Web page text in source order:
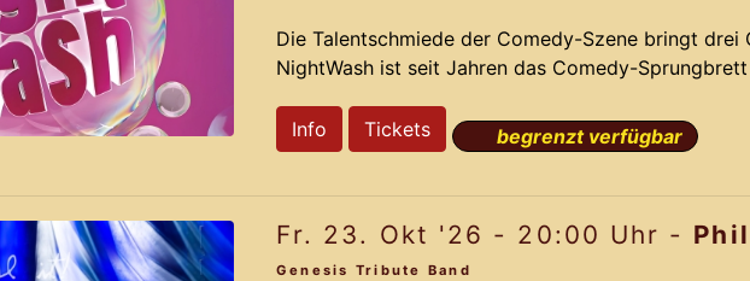
Die Talentschmiede der Comedy-Szene bringt drei
NightWash ist seit Jahren das Comedy-
das in einem Kölner Waschsalon seinen Anfang
Stars und vor allem: unvorhersehbare, erstklassige
Info Tickets begrenzt verfügbar
Fr. 23. Okt '26 - 20:00 Uhr -
Genesis Tribute Band